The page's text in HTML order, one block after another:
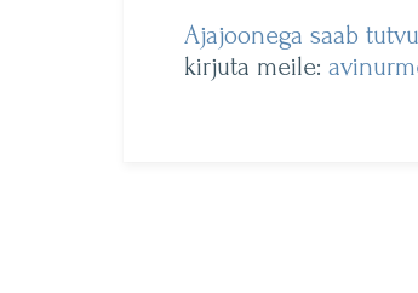
Ajajoonega saab
kirjuta meile: